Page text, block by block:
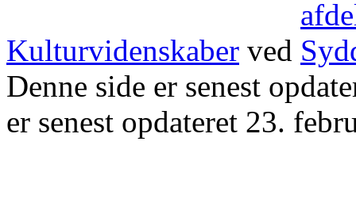
Kulturvidenskaber ved
Denne side er senest
er senest opdateret 23.